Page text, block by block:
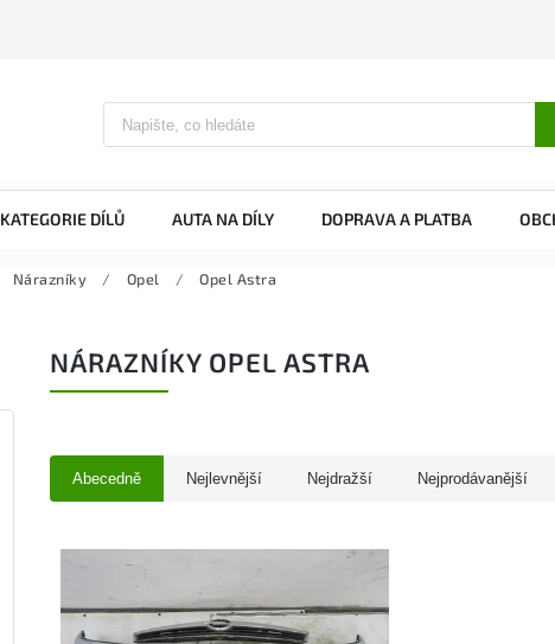
KATEGORIE DÍLŮ AUTA NA DÍLY DOPRAVA A PLATBA
Nárazníky / Opel / Opel Astra
NÁRAZNÍKY OPEL ASTRA
Abecedně Nejlevnější Nejdražší Nejprodávanější